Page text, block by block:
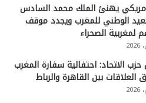
يهنئ الملك محمد السادس
الوطني للمغرب ويجدد موقف
لمغربية الصحراء
الاتحاد: احتفالية سفارة المغرب
العلاقات بين القاهرة والرباط